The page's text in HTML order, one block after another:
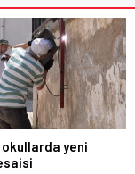
okullarda yeni